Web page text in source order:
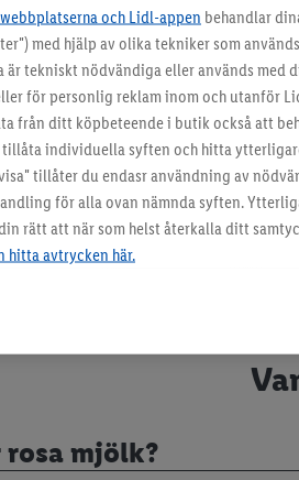
egen rosa mjölk är det enkelt att
och humör. Tillsätt lite vanilj för
halv banan för extra krämighet eller
när du vill göra drycken festligare.
en komplett fika passar rosa mjölk
sött från våra recept påvirala
till småplock och enklare
på vår sida om Girl Dinner.
rosa mjölk?
och Lidl-appen behandlar
med hjälp av olika tekniker som
är tekniskt nödvändiga eller används
för personlig reklam inom och utanför
från ditt köpbeteende i butik också att
tillåta individuella syften och hitta
tillåter du endasr användning av
för alla ovan nämnda syften.
rätt att när som helst återkalla ditt
hitta avtrycken här.